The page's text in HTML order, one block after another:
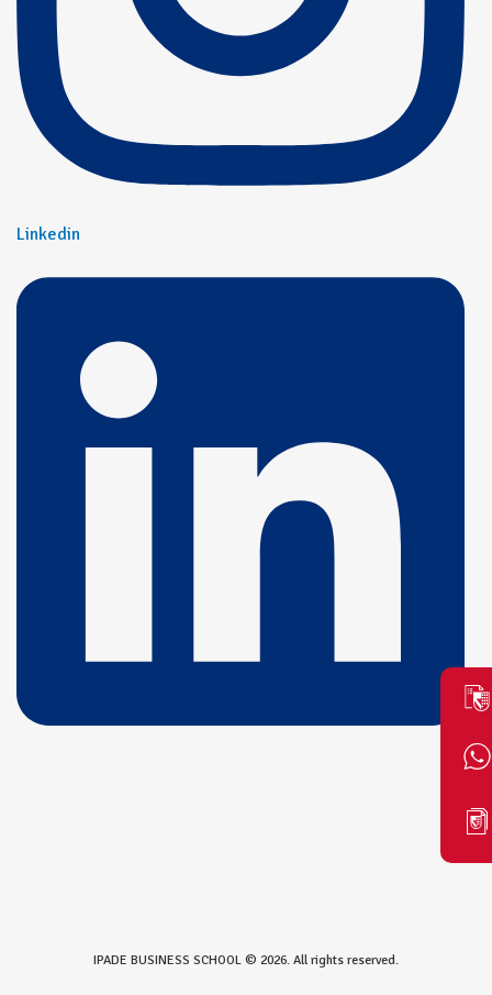
Linkedin
IPADE BUSINESS SCHOOL © 2026. All rights reserved.